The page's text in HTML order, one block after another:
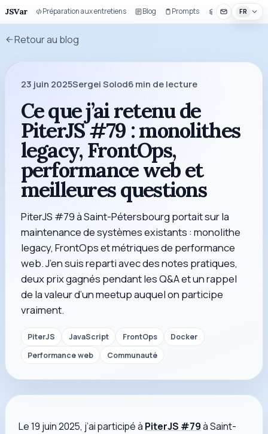
JSVar Préparation aux entretiens Blog Prompts Composants UI
FR
Retour au blog
23 juin 2025Sergei Solod6 min de lecture
Ce que j’ai retenu de
PiterJS #79 : monolithes
legacy, FrontOps,
performance web et
meilleures questions
PiterJS #79 à Saint-Pétersbourg portait sur la
maintenance de systèmes existants : monolithe
legacy, FrontOps et métriques de performance
web. J’en suis reparti avec des notes pratiques,
deux prix gagnés pendant les Q&A et un rappel
de la valeur d’un meetup auquel on participe
vraiment.
PiterJS JavaScript FrontOps
Docker
Performance web
Communauté
Le 19 juin 2025, j’ai participé à PiterJS #79à Saint-